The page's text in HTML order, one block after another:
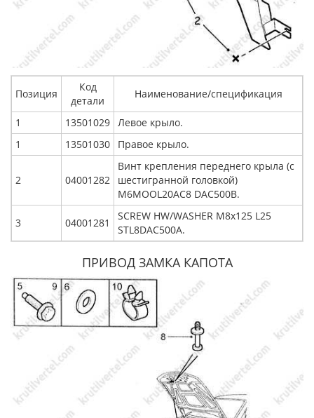
Позиция
Код
детали
Наименование/спецификация
1 13501029 Левое крыло.
1
13501030 Правое крыло.
2 04001282
Винт крепления переднего крыла (с
шестигранной головкой)
M6MOOL20AC8 DAC500B.
3 04001281
SCREW HW/WASHER M8x125 L25
STL8DAC500A.
ПРИВОД ЗАМКА КАПОТА